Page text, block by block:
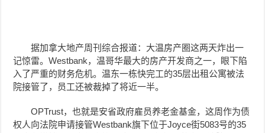
据加拿大地产周刊综合报道：大温房产圈这两天炸出一
记惊雷。Westbank，温哥华最大的房产开发商之一，眼下陷
入了严重的财务危机。温东一栋快完工的35层出租公寓被法
院接管了，员工还被裁掉了将近一半。
OPTrust，也就是安省政府雇员养老金基金，这周作为债
权人向法院申请接管Westbank旗下位于Joyce街5083号的35